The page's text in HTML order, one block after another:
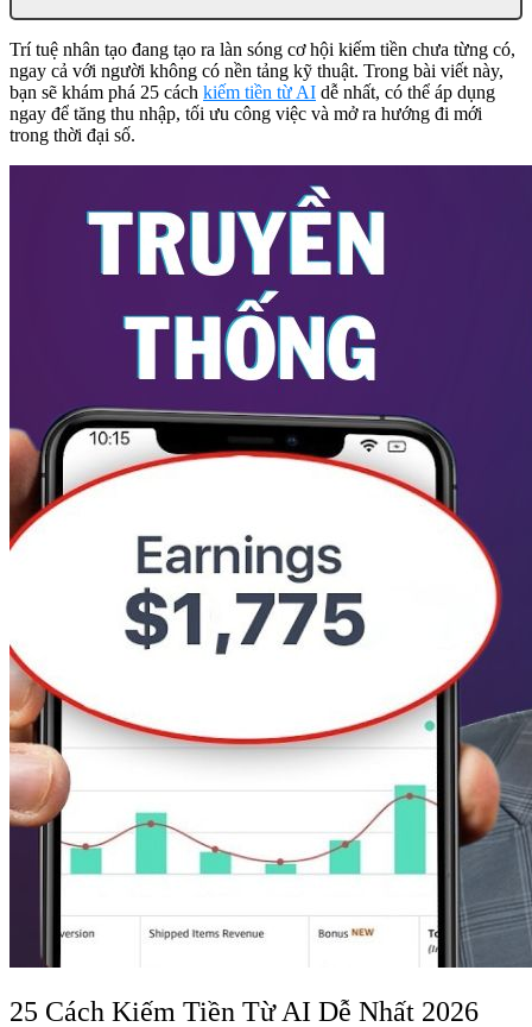
Trí tuệ nhân tạo đang tạo ra làn sóng cơ hội kiếm tiền chưa từng có,
ngay cả với người không có nền tảng kỹ thuật. Trong bài viết này,
bạn sẽ khám phá 25 cách kiếm tiền từ AI dễ nhất, có thể áp dụng
ngay để tăng thu nhập, tối ưu công việc và mở ra hướng đi mới
trong thời đại số.
25 Cách Kiếm Tiền Từ AI Dễ Nhất 2026